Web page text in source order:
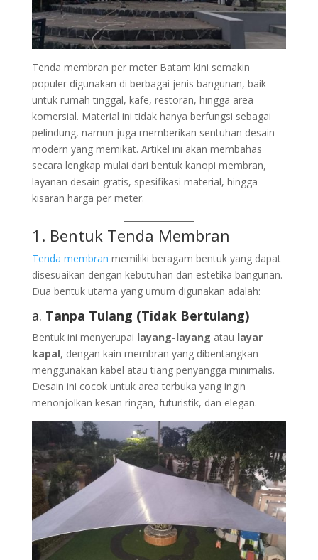
Tenda membran per meter Batam kini semakin
populer digunakan di berbagai jenis bangunan, baik
untuk rumah tinggal, kafe, restoran, hingga area
komersial. Material ini tidak hanya berfungsi sebagai
pelindung, namun juga memberikan sentuhan desain
modern yang memikat. Artikel ini akan membahas
secara lengkap mulai dari bentuk kanopi membran,
layanan desain gratis, spesifikasi material, hingga
kisaran harga per meter.
1. Bentuk Tenda Membran
Tenda membran memiliki beragam bentuk yang dapat
disesuaikan dengan kebutuhan dan estetika bangunan.
Dua bentuk utama yang umum digunakan adalah:
a. Tanpa Tulang (Tidak Bertulang)
Bentuk ini menyerupai layang-layang atau layar
kapal, dengan kain membran yang dibentangkan
menggunakan kabel atau tiang penyangga minimalis.
Desain ini cocok untuk area terbuka yang ingin
menonjolkan kesan ringan, futuristik, dan elegan.